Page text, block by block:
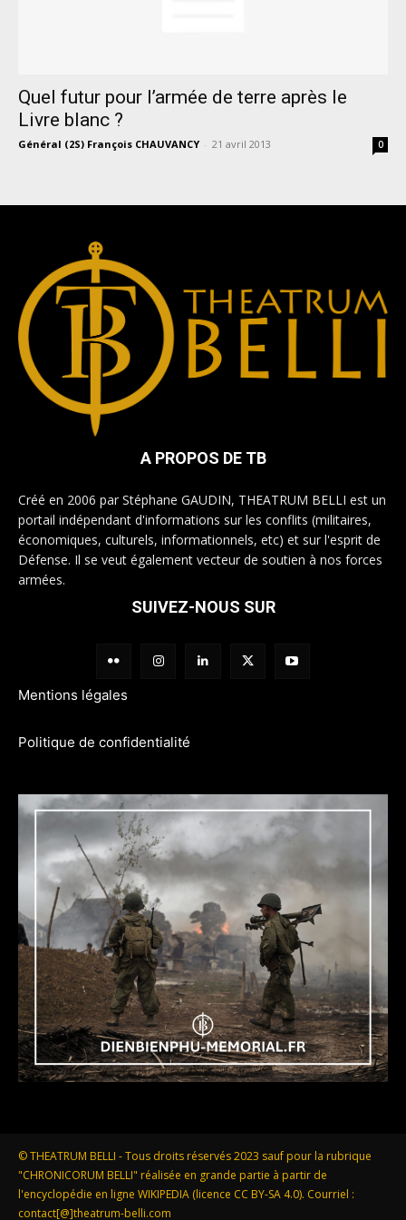
Quel futur pour l’armée de terre après le
Livre blanc ?
Général (2S) François CHAUVANCY - 21 avril 2013 0
A PROPOS DE TB
Créé en 2006 par Stéphane GAUDIN, THEATRUM BELLI est un
portail indépendant d'informations sur les conflits (militaires,
économiques, culturels, informationnels, etc) et sur l'esprit de
Défense. Il se veut également vecteur de soutien à nos forces
armées.
SUIVEZ-NOUS SUR
Mentions légales
Politique de confidentialité
© THEATRUM BELLI - Tous droits réservés 2023 sauf pour la rubrique
"CHRONICORUM BELLI" réalisée en grande partie à partir de
l'encyclopédie en ligne WIKIPEDIA (licence CC BY-SA 4.0). Courriel :
contact[@]theatrum-belli.com